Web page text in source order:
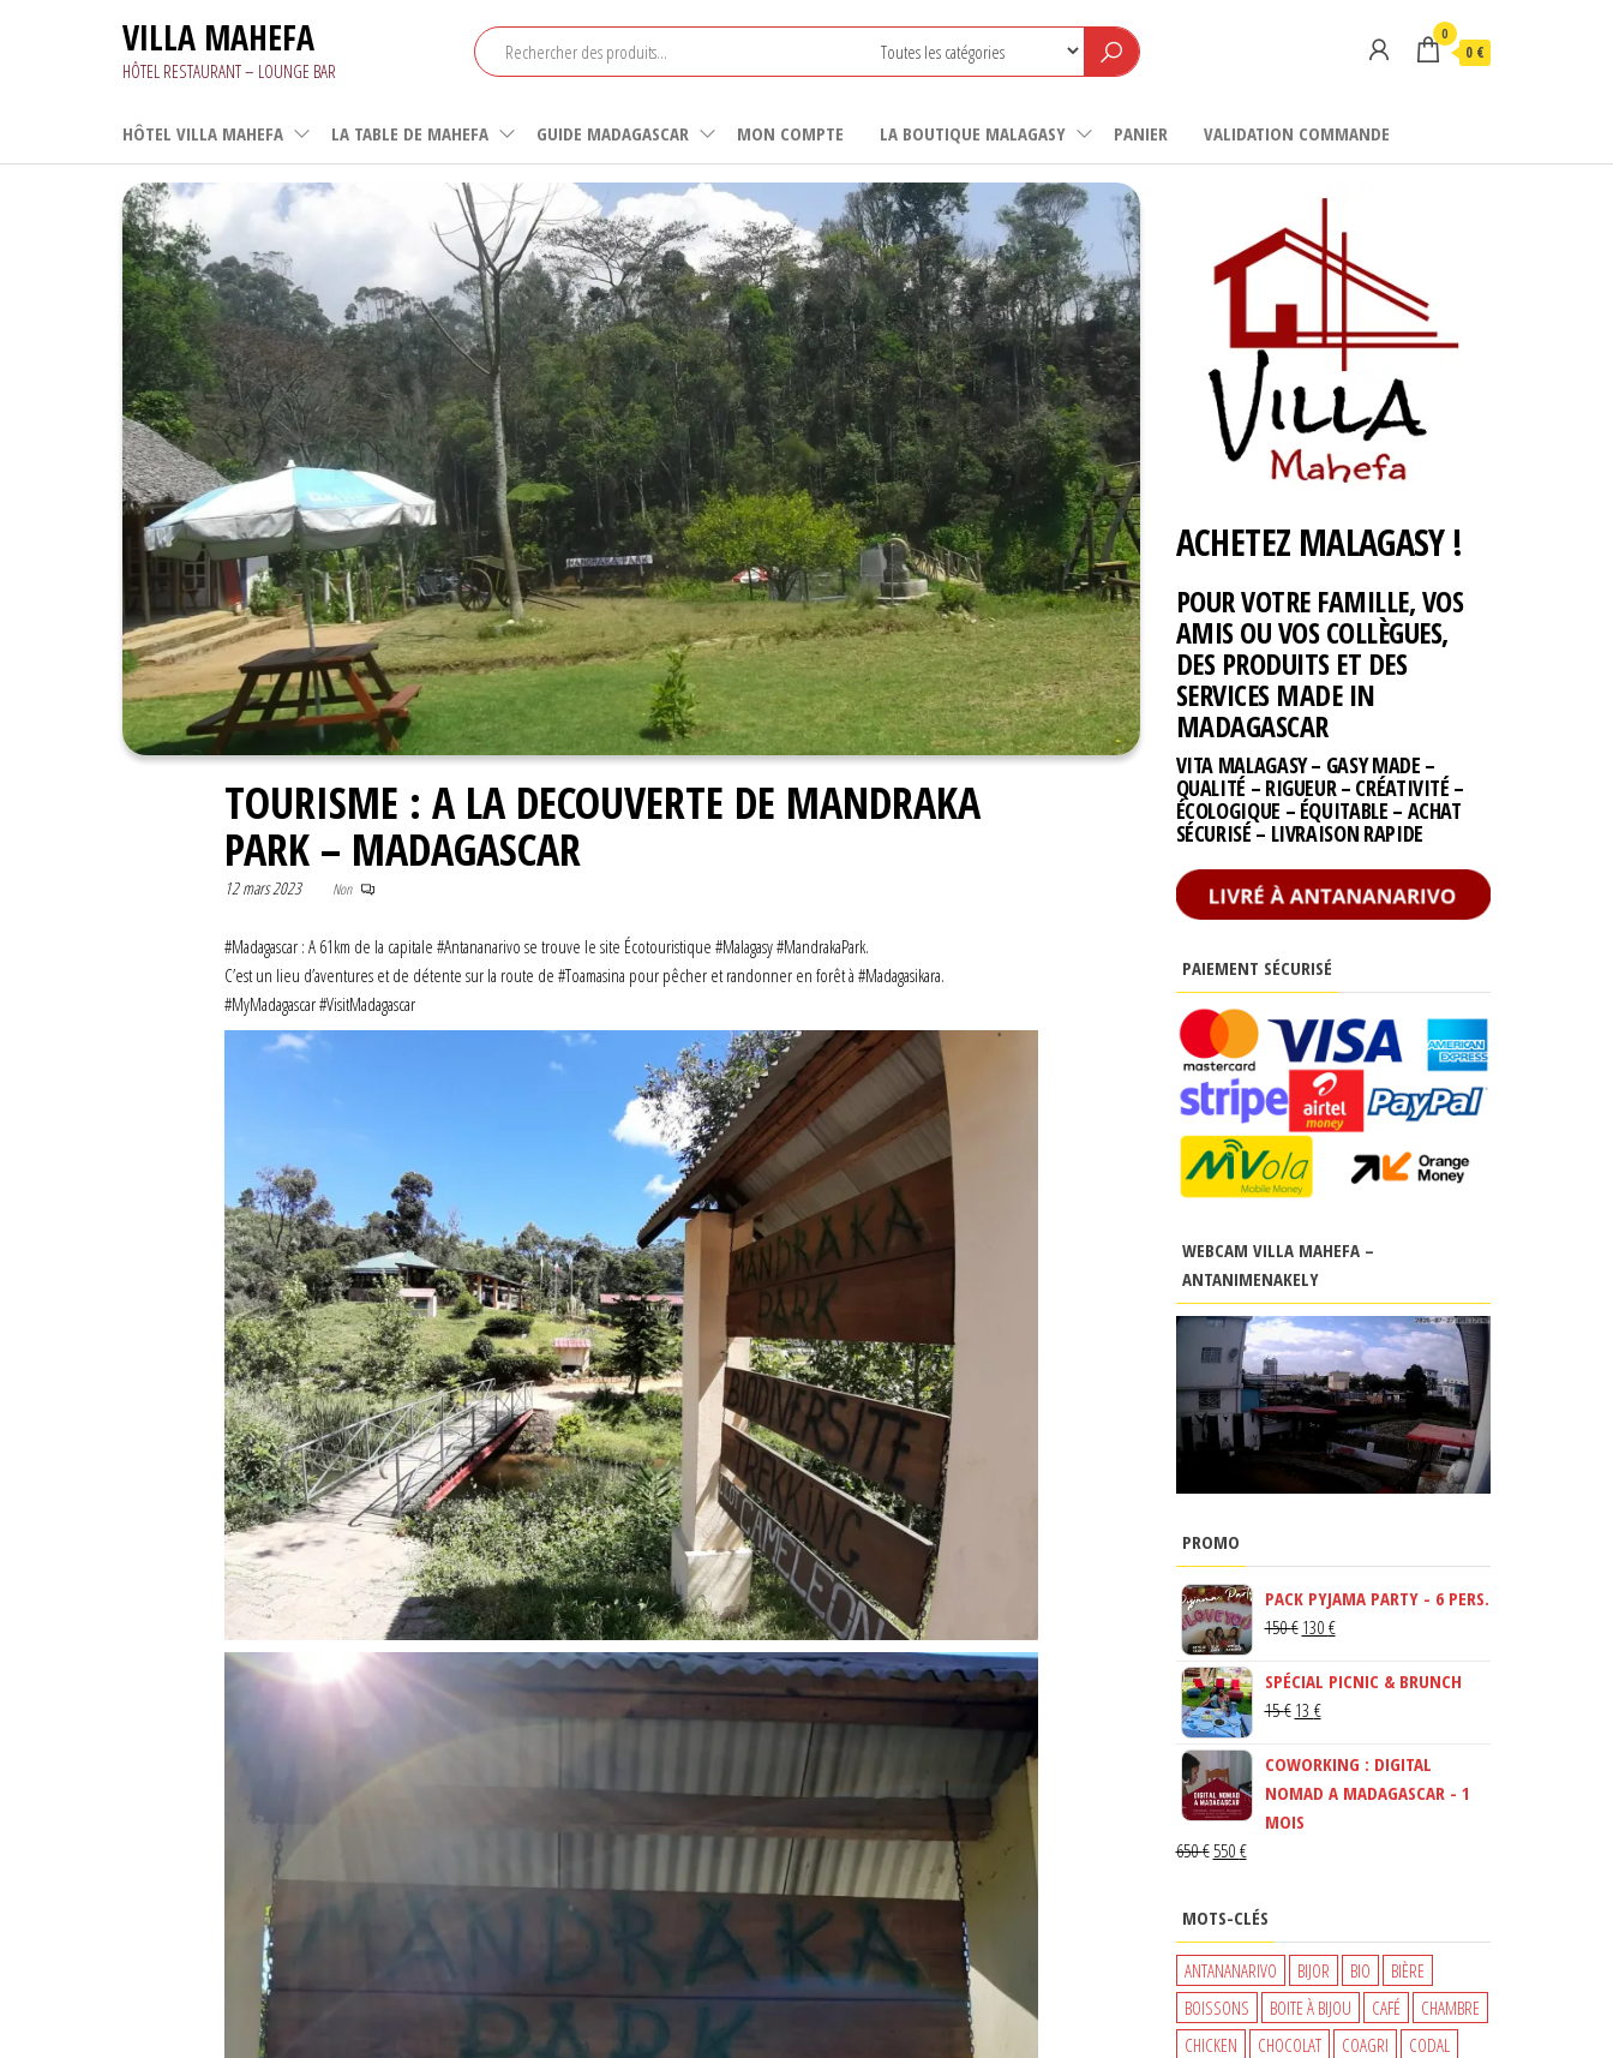
VILLA MAHEFA
HÔTEL RESTAURANT – LOUNGE BAR
0
0 €
HÔTEL VILLA MAHEFA LA TABLE DE MAHEFA GUIDE MADAGASCAR MON COMPTE LA BOUTIQUE MALAGASY PANIER VALIDATION COMMANDE
TOURISME : A LA DECOUVERTE DE MANDRAKA
PARK – MADAGASCAR
12 mars 2023 Non
#Madagascar : A 61km de la capitale #Antananarivo se trouve le site Écotouristique #Malagasy #MandrakaPark.
C’est un lieu d’aventures et de détente sur la route de #Toamasina pour pêcher et randonner en forêt à #Madagasikara.
#MyMadagascar #VisitMadagascar
ACHETEZ MALAGASY !
POUR VOTRE FAMILLE, VOS
AMIS OU VOS COLLÈGUES,
DES PRODUITS ET DES
SERVICES MADE IN
MADAGASCAR
VITA MALAGASY – GASY MADE –
QUALITÉ – RIGUEUR – CRÉATIVITÉ –
ÉCOLOGIQUE – ÉQUITABLE – ACHAT
SÉCURISÉ – LIVRAISON RAPIDE
PAIEMENT SÉCURISÉ
WEBCAM VILLA MAHEFA –
ANTANIMENAKELY
PROMO
PACK PYJAMA PARTY - 6 PERS.
150€ LE
INITIAL
ÉTAIT :
130 €LE
ACTUEL
SPÉCIAL PICNIC & BRUNCH
15€ LE
INITIAL
ÉTAIT :
15 €.
13 €LE
ACTUEL
EST :
COWORKING : DIGITAL
NOMAD A MADAGASCAR - 1
MOIS
650€ LE
650 €.
550 €LE
ACTUEL
550 €.
MOTS-CLÉS
ANTANANARIVO BIJOR BIO
BIÈRE
BOISSONS
BOITE À BIJOU CAFÉ
CHAMBRE
CHICKEN
CHOCOLAT COAGRI
CODAL